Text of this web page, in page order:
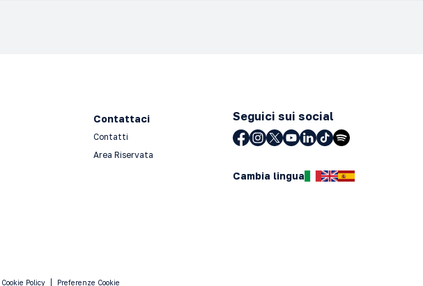
Contattaci
Contatti
Area Riservata
Seguici sui social
Cambia lingua
Cookie Policy Preferenze Cookie